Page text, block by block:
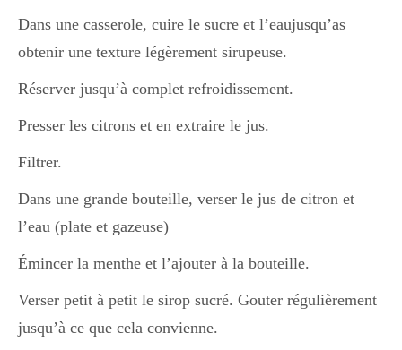
Mes amis en cuisine
Recettes Végétariennes
Resto
Tuto
Divers
Dans une casserole, cuire le sucre et l’eaujusqu’as
obtenir une texture légèrement sirupeuse.
Réserver jusqu’à complet refroidissement.
Presser les citrons et en extraire le jus.
Filtrer.
Dans une grande bouteille, verser le jus de citron et
l’eau (plate et gazeuse)
Émincer la menthe et l’ajouter à la bouteille.
Verser petit à petit le sirop sucré. Gouter régulièrement
jusqu’à ce que cela convienne.